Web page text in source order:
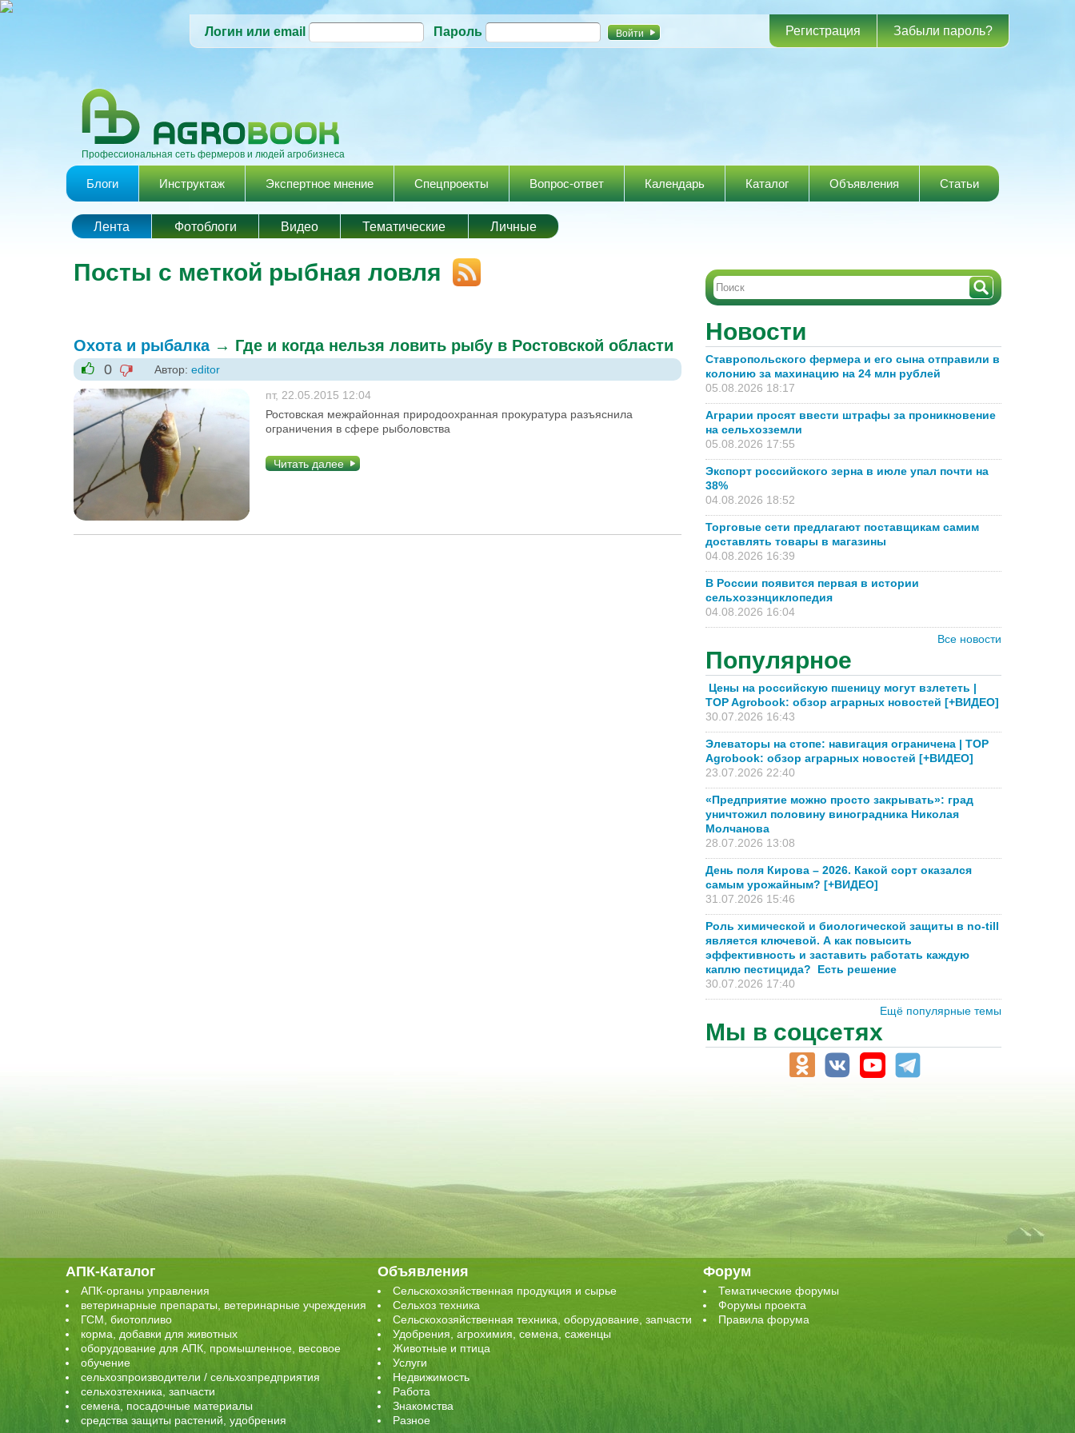
Перейти к
содержанию
Логин или email Пароль Регистрация Забыли пароль?
Профессиональная сеть фермеров и людей агробизнеса
Главное меню
Блоги Инструктаж Экспертное мнение Спецпроекты Вопрос-ответ Календарь Каталог Объявления Статьи
Лента Фотоблоги Видео Тематические Личные
Посты с меткой рыбная ловля
Охота и рыбалка→ Где и когда нельзя ловить рыбу в Ростовской области
+1
0
-1
Автор: editor
пт, 22.05.2015 12:04
Ростовская межрайонная природоохранная прокуратура разъяснила
ограничения в сфере рыболовства
Читать далее
Новости
Ставропольского фермера и его сына отправили в
колонию за махинацию на 24 млн рублей
05.08.2026 18:17
Аграрии просят ввести штрафы за проникновение
на сельхозземли
05.08.2026 17:55
Экспорт российского зерна в июле упал почти на
38%
04.08.2026 18:52
Торговые сети предлагают поставщикам самим
доставлять товары в магазины
04.08.2026 16:39
В России появится первая в истории
сельхозэнциклопедия
04.08.2026 16:04
Все новости
Популярное
Цены на российскую пшеницу могут взлететь |
TOP Agrobook: обзор аграрных новостей [+ВИДЕО]
30.07.2026 16:43
Элеваторы на стопе: навигация ограничена | TOP
Agrobook: обзор аграрных новостей [+ВИДЕО]
23.07.2026 22:40
«Предприятие можно просто закрывать»: град
уничтожил половину виноградника Николая
Молчанова
28.07.2026 13:08
День поля Кирова – 2026. Какой сорт оказался
самым урожайным? [+ВИДЕО]
31.07.2026 15:46
Роль химической и биологической защиты в no-till
является ключевой. А как повысить
эффективность и заставить работать каждую
каплю пестицида? Есть решение
30.07.2026 17:40
Ещё популярные темы
Мы в соцсетях
АПК-Каталог
АПК-органы управления
ветеринарные препараты, ветеринарные учреждения
ГСМ, биотопливо
корма, добавки для животных
оборудование для АПК, промышленное, весовое
обучение
сельхозпроизводители / сельхозпредприятия
сельхозтехника, запчасти
семена, посадочные материалы
средства защиты растений, удобрения
Объявления
Сельскохозяйственная продукция и сырье
Сельхоз техника
Сельскохозяйственная техника, оборудование, запчасти
Удобрения, агрохимия, семена, саженцы
Животные и птица
Услуги
Недвижимость
Работа
Знакомства
Разное
Форум
Тематические форумы
Форумы проекта
Правила форума